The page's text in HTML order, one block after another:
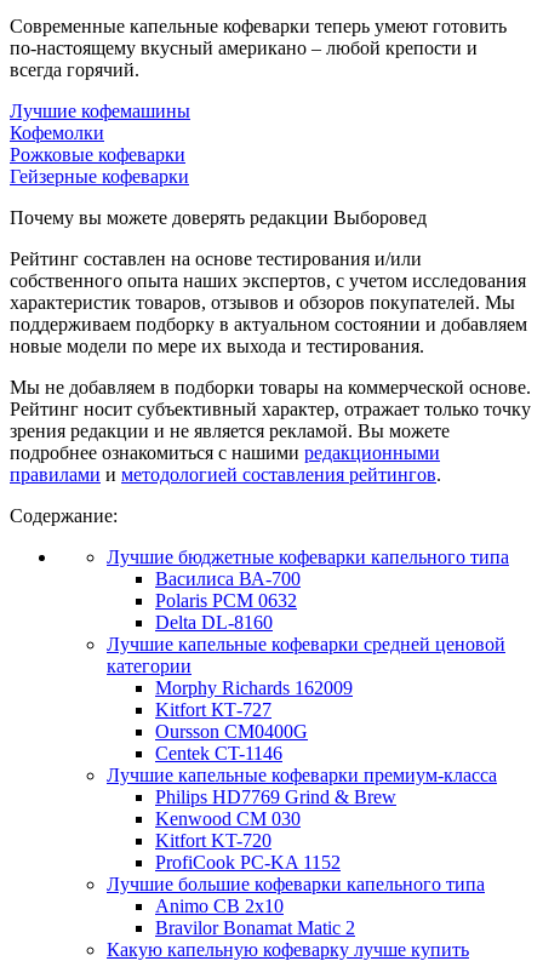
Современные капельные кофеварки теперь умеют готовить
по-настоящему вкусный американо – любой крепости и
всегда горячий.
Лучшие кофемашины
Кофемолки
Рожковые кофеварки
Гейзерные кофеварки
Почему вы можете доверять редакции Выборовед
Рейтинг составлен на основе тестирования и/или
собственного опыта наших экспертов, с учетом исследования
характеристик товаров, отзывов и обзоров покупателей. Мы
поддерживаем подборку в актуальном состоянии и добавляем
новые модели по мере их выхода и тестирования.
Мы не добавляем в подборки товары на коммерческой основе.
Рейтинг носит субъективный характер, отражает только точку
зрения редакции и не является рекламой. Вы можете
подробнее ознакомиться с нашими редакционными
правилами и методологией составления рейтингов.
Содержание:
Лучшие бюджетные кофеварки капельного типа
Василиса ВА-700
Polaris PCM 0632
Delta DL-8160
Лучшие капельные кофеварки средней ценовой
категории
Morphy Richards 162009
Kitfort КТ-727
Oursson CM0400G
Centek CT-1146
Лучшие капельные кофеварки премиум-класса
Philips HD7769 Grind & Brew
Kenwood CM 030
Kitfort KT-720
ProfiCook PC-KA 1152
Лучшие большие кофеварки капельного типа
Animo CB 2x10
Bravilor Bonamat Matic 2
Какую капельную кофеварку лучше купить